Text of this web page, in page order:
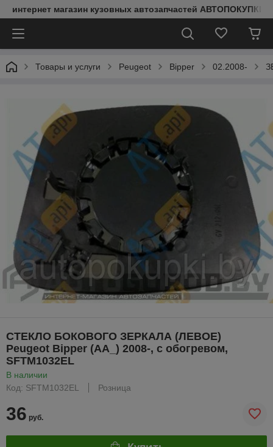
интернет магазин кузовных автозапчастей АВТОПОКУПКИ
Товары и услуги Peugeot Bipper 02.2008-
СТЕКЛО БОКОВОГО ЗЕРКАЛА (ЛЕВОЕ)
Peugeot Bipper (AA_) 2008-, с обогревом,
SFTM1032EL
В наличии
Код: SFTM1032EL
Розница
36 руб.